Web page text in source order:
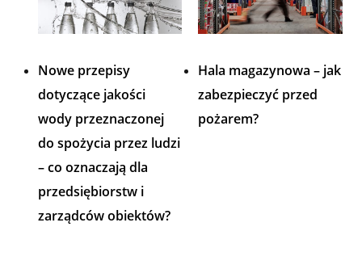
Nowe przepisy
dotyczące jakości
wody przeznaczonej
do spożycia przez ludzi
– co oznaczają dla
przedsiębiorstw i
zarządców obiektów?
Hala magazynowa – jak
zabezpieczyć przed
pożarem?